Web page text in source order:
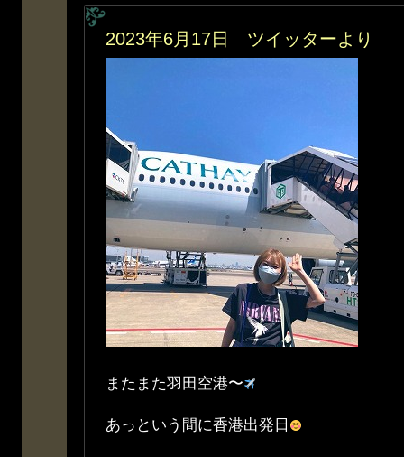
2023年6月17日 ツイッターより
またまた羽田空港〜
あっという間に香港出発日